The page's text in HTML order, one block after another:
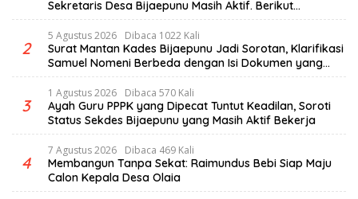
Sekretaris Desa Bijaepunu Masih Aktif. Berikut
penjelasan Ketua Komisi I DPRD TTS.
2
5 Agustus 2026 Dibaca 1022 Kali
Surat Mantan Kades Bijaepunu Jadi Sorotan, Klarifikasi
Samuel Nomeni Berbeda dengan Isi Dokumen yang
Beredar
3
1 Agustus 2026 Dibaca 570 Kali
Ayah Guru PPPK yang Dipecat Tuntut Keadilan, Soroti
Status Sekdes Bijaepunu yang Masih Aktif Bekerja
4
7 Agustus 2026 Dibaca 469 Kali
Membangun Tanpa Sekat: Raimundus Bebi Siap Maju
Calon Kepala Desa Olaia